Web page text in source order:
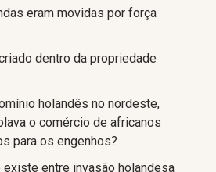
eram movidas por força
dentro da propriedade
holandês no nordeste,
o comércio de africanos
para os engenhos?
existe entre invasão holandesa